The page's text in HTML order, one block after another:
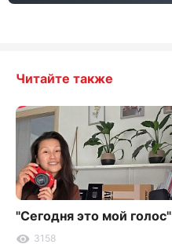
Читайте также
"Сегодня это мой голос"
3158